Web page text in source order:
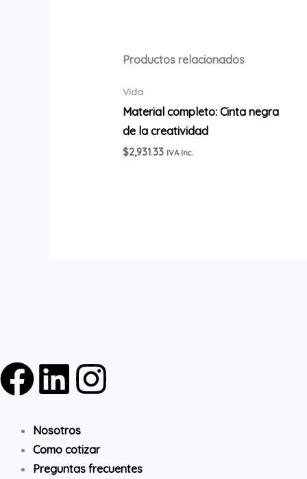
Productos relacionados
Vida
Material completo: Cinta negra
de la creatividad
$2,931.33 IVA Inc.
F
c
L
n
I
s
Nosotros
Como cotizar
Preguntas frecuentes